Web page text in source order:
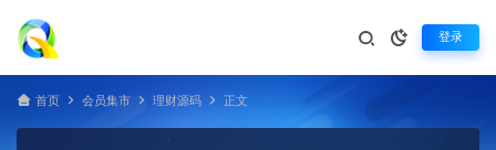
登录
首页 会员集市 理财源码 正文